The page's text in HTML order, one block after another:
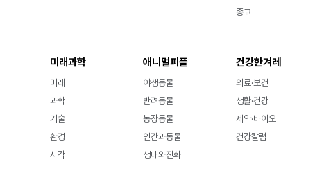
종교
미래과학
미래
과학
기술
환경
시각
애니멀피플
야생동물
반려동물
농장동물
인간과동물
생태와진화
건강한겨레
의료·보건
생활·건강
제약·바이오
건강칼럼